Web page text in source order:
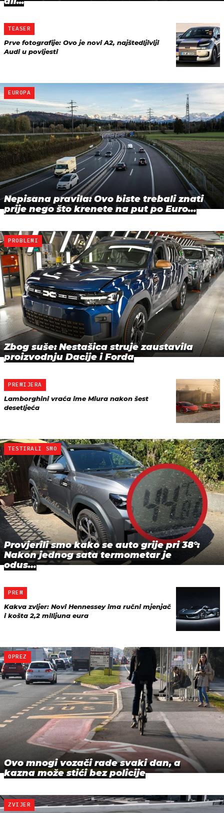
TEASER
Prve fotografije: Ovo je novi A2, najštedljiviji
Audi u povijesti
EUROPA
Nepisana pravila: Ovo biste trebali znati
prije nego što krenete na put po Euro…
PROBLEMI
Zbog suše: Nestašica struje zaustavila
proizvodnju Dacije i Forda
PREMIJERA
Lamborghini vraća ime Miura nakon šest
desetljeća
TESTIRALI SMO
Provjerili smo kako se auto grije pri 38°:
Nakon jednog sata termometar je
odus…
PREM
Kakva zvijer: Novi Hennessey ima ručni mjenjač
i košta 2,2 milijuna eura
OPREZ
Ovo mnogi vozači rade svaki dan, a
kazna može stići bez policije
ZVIJER